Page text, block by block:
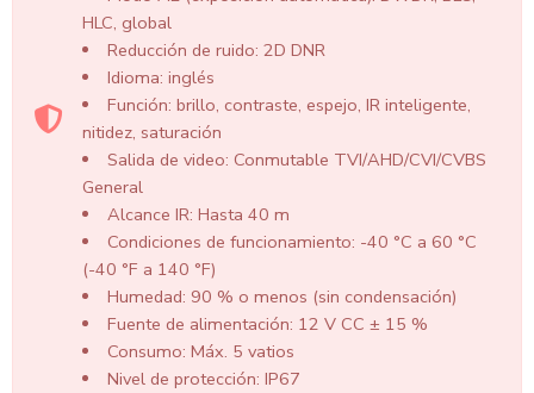
HLC, global
Reducción de ruido: 2D DNR
Idioma: inglés
Función: brillo, contraste, espejo, IR inteligente,
nitidez, saturación
Salida de video: Conmutable TVI/AHD/CVI/CVBS
General
Alcance IR: Hasta 40 m
Condiciones de funcionamiento: -40 °C a 60 °C
(-40 °F a 140 °F)
Humedad: 90 % o menos (sin condensación)
Fuente de alimentación: 12 V CC ± 15 %
Consumo: Máx. 5 vatios
Nivel de protección: IP67